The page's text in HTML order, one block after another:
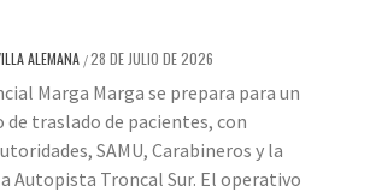
ALEMANA /28 DE JULIO DE 2026
Marga Marga se prepara para un
de traslado de pacientes, con
SAMU, Carabineros y la
Autopista Troncal Sur. El operativo